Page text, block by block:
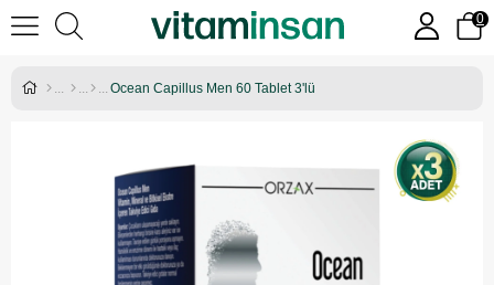
0
Ocean Capillus Men 60 Tablet 3'lü